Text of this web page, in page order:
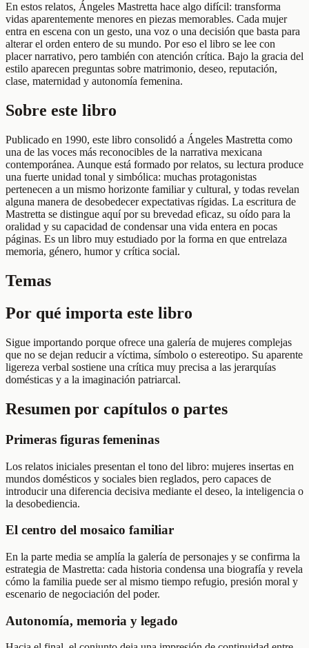
En estos relatos, Ángeles Mastretta hace algo difícil: transforma
vidas aparentemente menores en piezas memorables. Cada mujer
entra en escena con un gesto, una voz o una decisión que basta para
alterar el orden entero de su mundo. Por eso el libro se lee con
placer narrativo, pero también con atención crítica. Bajo la gracia del
estilo aparecen preguntas sobre matrimonio, deseo, reputación,
clase, maternidad y autonomía femenina.
Sobre este libro
Publicado en 1990, este libro consolidó a Ángeles Mastretta como
una de las voces más reconocibles de la narrativa mexicana
contemporánea. Aunque está formado por relatos, su lectura produce
una fuerte unidad tonal y simbólica: muchas protagonistas
pertenecen a un mismo horizonte familiar y cultural, y todas revelan
alguna manera de desobedecer expectativas rígidas. La escritura de
Mastretta se distingue aquí por su brevedad eficaz, su oído para la
oralidad y su capacidad de condensar una vida entera en pocas
páginas. Es un libro muy estudiado por la forma en que entrelaza
memoria, género, humor y crítica social.
Temas
Por qué importa este libro
Sigue importando porque ofrece una galería de mujeres complejas
que no se dejan reducir a víctima, símbolo o estereotipo. Su aparente
ligereza verbal sostiene una crítica muy precisa a las jerarquías
domésticas y a la imaginación patriarcal.
Resumen por capítulos o partes
Primeras figuras femeninas
Los relatos iniciales presentan el tono del libro: mujeres insertas en
mundos domésticos y sociales bien reglados, pero capaces de
introducir una diferencia decisiva mediante el deseo, la inteligencia o
la desobediencia.
El centro del mosaico familiar
En la parte media se amplía la galería de personajes y se confirma la
estrategia de Mastretta: cada historia condensa una biografía y revela
cómo la familia puede ser al mismo tiempo refugio, presión moral y
escenario de negociación del poder.
Autonomía, memoria y legado